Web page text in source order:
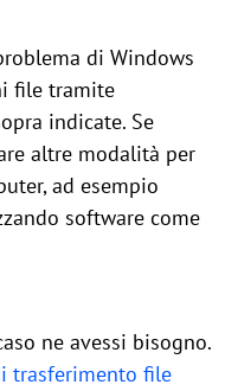
di Windows
file tramite
indicate. Se
altre modalità per
ad esempio
software come
ne avessi bisogno.
trasferimento file